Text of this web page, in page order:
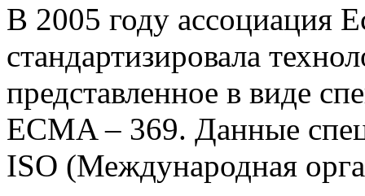
В 2005 году ассоциация
стандартизировала
представленное в виде
ECMA – 369. Данные
ISO (Международная